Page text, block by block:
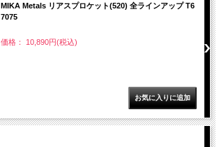
MIKA Metals リアスプロケット(520) 全ラインアップ T6
7075
価格： 10,890円(税込)